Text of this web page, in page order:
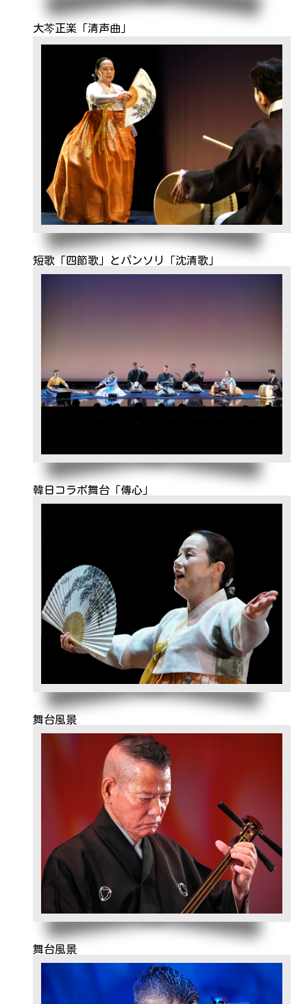
大芩正楽「清声曲」
短歌「四節歌」とパンソリ「沈清歌」
韓日コラボ舞台「傳心」
舞台風景
舞台風景